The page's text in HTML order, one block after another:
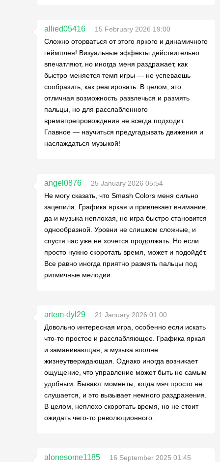
allied05416
15 February 2026 19:00
Сложно оторваться от этого яркого и динамичного
геймплея! Визуальные эффекты действительно
впечатляют, но иногда меня раздражает, как
быстро меняется темп игры — не успеваешь
сообразить, как реагировать. В целом, это
отличная возможность развлечься и размять
пальцы, но для расслабленного
времяпрепровождения не всегда подходит.
Главное — научиться предугадывать движения и
наслаждаться музыкой!
angel0876
25 January 2026 05:54
Не могу сказать, что Smash Colors меня сильно
зацепила. Графика яркая и привлекает внимание,
да и музыка неплохая, но игра быстро становится
однообразной. Уровни не слишком сложные, и
спустя час уже не хочется продолжать. Но если
просто нужно скоротать время, может и подойдёт.
Все равно иногда приятно размять пальцы под
ритмичные мелодии.
artem-dyl29
21 January 2026 01:00
Довольно интересная игра, особенно если искать
что-то простое и расслабляющее. Графика яркая
и заманивающая, а музыка вполне
жизнеутверждающая. Однако иногда возникает
ощущение, что управление может быть не самым
удобным. Бывают моменты, когда мяч просто не
слушается, и это вызывает немного раздражения.
В целом, неплохо скоротать время, но не стоит
ожидать чего-то революционного.
alonesome1185
16 September 2025 01:45